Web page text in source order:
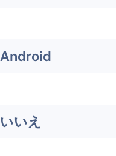
Android
いいえ